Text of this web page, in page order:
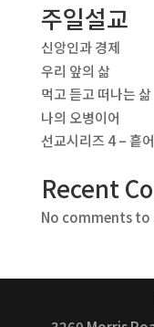
주일설교
신앙인과 경제
우리 앞의 삶
먹고 듣고 떠나는 삶
나의 오병이어
선교시리즈 4 – 흩
Recent
No comments to